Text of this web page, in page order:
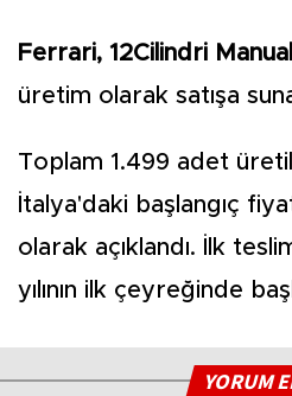
Ferrari, 12Cilindri
üretim olarak satışa
Toplam 1.499 adet
İtalya'daki başlangıç
olarak açıklandı. İlk
yılının ilk çeyreğinde
YORUM